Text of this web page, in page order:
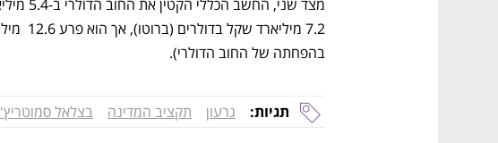
בהפחתה של החוב הדולרי).
תגיות: גרעון תקציב המדינה בצלאל סמוטריץ'